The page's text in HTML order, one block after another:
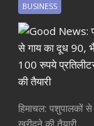
BUSINESS
हिमाचल: पशुपालकों